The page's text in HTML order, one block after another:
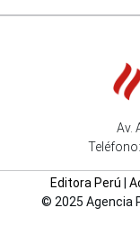
Av.
Editora Perú
© 2025 Agencia